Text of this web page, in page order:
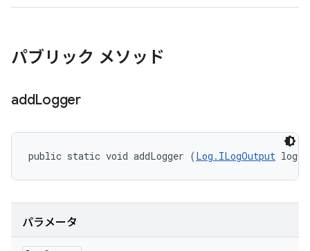
パブリック メソッド
addLogger
public static void addLogger (Log.ILogOutput
パラメータ